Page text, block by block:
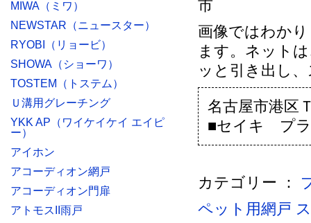
市
画像ではわか
ます。ネット
ッと引き出し
名古屋市港区
■セイキ プ
カテゴリー ：
ペット用網戸
MIWA（ミワ）
NEWSTAR（ニュースター）
RYOBI（リョービ）
SHOWA（ショーワ）
TOSTEM（トステム）
Ｕ溝用グレーチング
YKK AP（ワイケイケイ エイピ
ー）
アイホン
アコーディオン網戸
アコーディオン門扉
アトモスII雨戸